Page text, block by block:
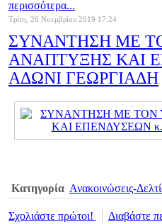
περισσότερα...
Τρίτη, 26 Νοεμβρίου 2019 17:24
ΣΥΝΑΝΤΗΣΗ ΜΕ
ΑΝΑΠΤΥΞΗΣ ΚΑΙ
ΑΔΩΝΙ ΓΕΩΡΓΙΑΔΗ
Κατηγορία Ανακοινώσεις-
Σχολιάστε πρώτοι! Διαβάστε